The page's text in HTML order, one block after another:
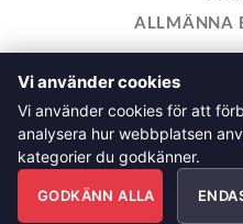
ALLMÄNNA
TILL KASSAN VARUKORG
HEMSIDEPOLICY
ALLMÄNNA FRÅGOR OM
Klädskolan Sverige AB,
Vi använder cookies
Vi använder cookies för att
analysera hur webbplatsen
kategorier du godkänner.
GODKÄNN ALLA